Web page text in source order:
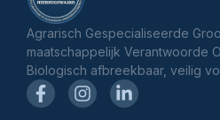
Agrarisch Gespecialiseerde
maatschappelijk Verantwoorde
Biologisch afbreekbaar, veilig